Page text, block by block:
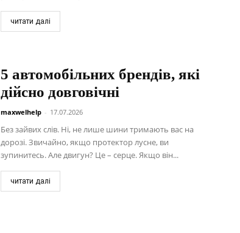
читати далі
5 автомобільних брендів, які
дійсно довговічні
maxwelhelp - 17.07.2026
Без зайвих слів. Ні, не лише шини тримають вас на
дорозі. Звичайно, якщо протектор лусне, ви
зупинитесь. Але двигун? Це – серце. Якщо він...
читати далі